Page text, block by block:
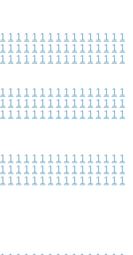
1 1 1 1 1 1 1 1 1 1 1 1 1 1 1 1
1 1 1 1 1 1 1 1 1 1 1 1 1 1 1 1
1 1 1 1 1 1 1 1 1 1 1 1 1 1 1 1
1 1 1 1 1 1 1 1 1 1 1 1 1 1 1 1
1 1 1 1 1 1 1 1 1 1 1 1 1 1 1 1
1 1 1 1 1 1 1 1 1 1 1 1 1 1 1 1
1 1 1 1 1 1 1 1 1 1 1 1 1 1 1 1
1 1 1 1 1 1 1 1 1 1 1 1 1 1 1 1
1 1 1 1 1 1 1 1 1 1 1 1 1 1 1 1